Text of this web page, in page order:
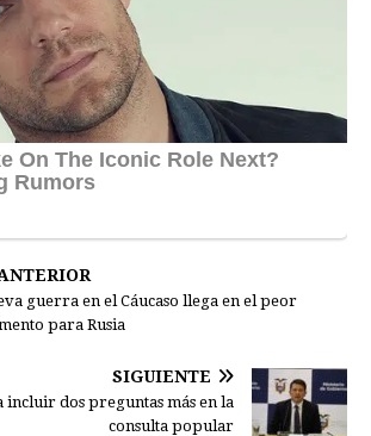
guerra en el Cáucaso llega en el peor
para Rusia
SIGUIENTE
dos preguntas más en la
consulta popular